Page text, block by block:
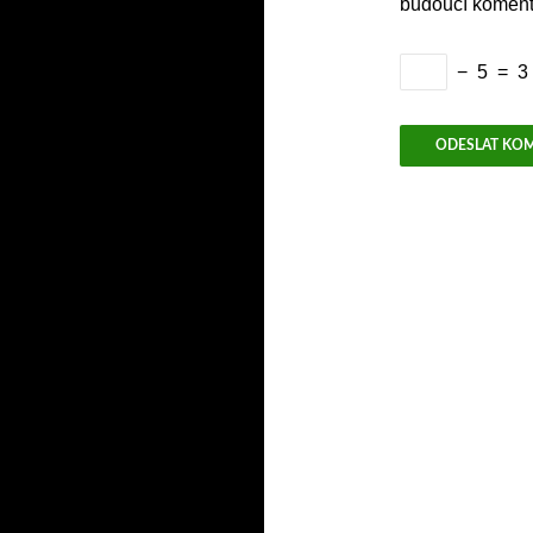
budoucí
− 5 = 3